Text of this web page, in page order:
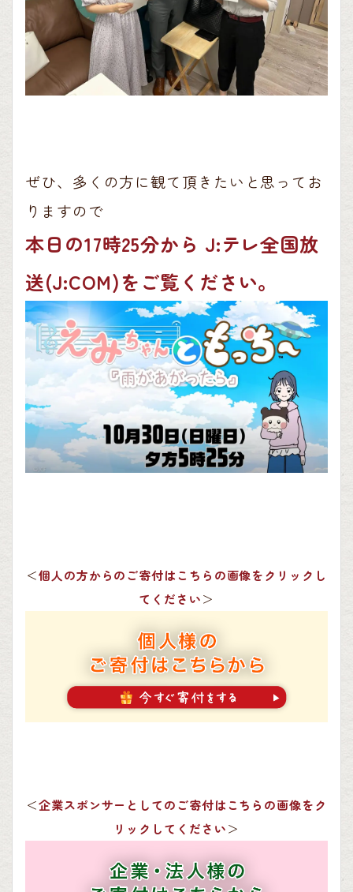
ぜひ、多くの方に観て頂きたいと思ってお
りますので
本日の17時25分から J:テレ全国放
送(J:COM)をご覧ください。
＜個人の方からのご寄付はこちらの画像をクリックし
てください＞
＜企業スポンサーとしてのご寄付はこちらの画像をク
リックしてください＞